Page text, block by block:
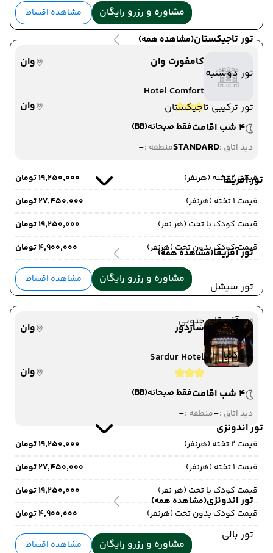
تور تاجیکستان(مشاهده همه)
تور دوشنبه
تور ترکیبی تاجیکستان
تور آفریقا
تور آفریقا(مشاهده همه)
تور سیشل
تور آفریقای جنوبی
تور کنیا
تور اندونزی
تور اندونزی(مشاهده همه)
تور بالی
مشاوره و رزرو رایگان مشاهده اقساط
کامفورت وان
وان
Hotel Comfort
وان
4 شب اقامت
فقط صبحانه(BB)
دید اتاق :STANDARDمنطقه :-
قیمت 2 تخته (هرنفر)
۱۹٬۲۵۰٬۰۰۰ تومان
قیمت 1 تخته (هرنفر)
۲۷٬۴۵۰٬۰۰۰ تومان
قیمت کودک با تخت (هر نفر)
۱۹٬۲۵۰٬۰۰۰ تومان
قیمت کودک بدون تخت (هرنفر)
۴٬۹۰۰٬۰۰۰ تومان
مشاوره و رزرو رایگان مشاهده اقساط
ساردور
وان
Sardur Hotel
وان
4 شب اقامت
فقط صبحانه(BB)
دید اتاق :-منطقه :-
قیمت 2 تخته (هرنفر)
۱۹٬۲۵۰٬۰۰۰ تومان
قیمت 1 تخته (هرنفر)
۲۷٬۴۵۰٬۰۰۰ تومان
قیمت کودک با تخت (هر نفر)
۱۹٬۲۵۰٬۰۰۰ تومان
قیمت کودک بدون تخت (هرنفر)
۴٬۹۰۰٬۰۰۰ تومان
مشاوره و رزرو رایگان مشاهده اقساط